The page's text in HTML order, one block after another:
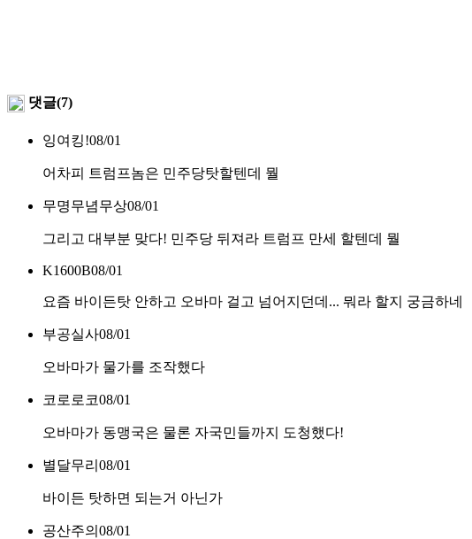
댓글(7)
잉여킹!08/01
어차피 트럼프놈은 민주당탓할텐데 뭘
무명무념무상08/01
그리고 대부분 맞다! 민주당 뒤져라 트럼프 만세 할텐데 뭘
K1600B08/01
요즘 바이든탓 안하고 오바마 걸고 넘어지던데... 뭐라 할지 궁금하네
부공실사08/01
오바마가 물가를 조작했다
코로로코08/01
오바마가 동맹국은 물론 자국민들까지 도청했다!
별달무리 08/01
바이든 탓하면 되는거 아닌가
공산주의 08/01